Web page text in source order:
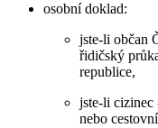
osobní doklad:
jste-li občan
řidičský
republice,
jste-li cizinec
nebo